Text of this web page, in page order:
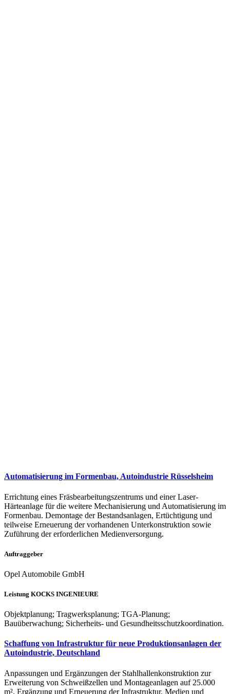
Automatisierung im Formenbau, Autoindustrie Rüsselsheim
Errichtung eines Fräsbearbeitungszentrums und einer Laser-
Härteanlage für die weitere Mechanisierung und Automatisierung im
Formenbau. Demontage der Bestandsanlagen, Ertüchtigung und
teilweise Erneuerung der vorhandenen Unterkonstruktion sowie
Zuführung der erforderlichen Medienversorgung.
Auftraggeber
Opel Automobile GmbH
Leistung KOCKS INGENIEURE
Objektplanung; Tragwerksplanung; TGA-Planung;
Bauüberwachung; Sicherheits- und Gesundheitsschutzkoordination.
Schaffung von Infrastruktur für neue Produktionsanlagen der
Autoindustrie, Deutschland
Anpassungen und Ergänzungen der Stahlhallenkonstruktion zur
Erweiterung von Schweißzellen und Montageanlagen auf 25.000
m². Ergänzung und Erneuerung der Infrastruktur, Medien und